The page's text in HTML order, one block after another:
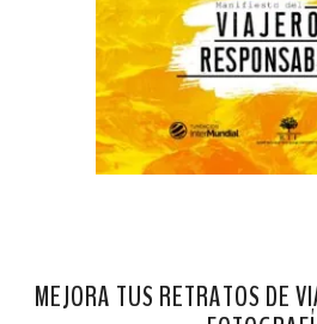
MEJORA TUS RETRATOS DE